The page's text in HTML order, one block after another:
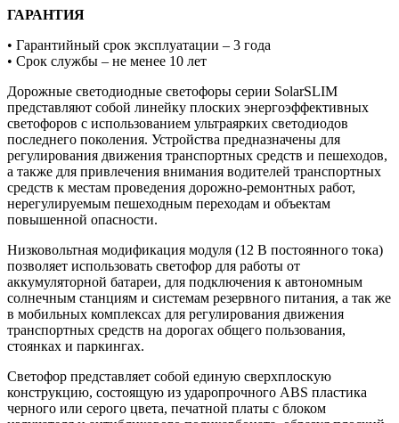
ГАРАНТИЯ
• Гарантийный срок эксплуатации – 3 года
• Срок службы – не менее 10 лет
Дорожные светодиодные светофоры серии SolarSLIM
представляют собой линейку плоских энергоэффективных
светофоров с использованием ультраярких светодиодов
последнего поколения. Устройства предназначены для
регулирования движения транспортных средств и пешеходов,
а также для привлечения внимания водителей транспортных
средств к местам проведения дорожно-ремонтных работ,
нерегулируемым пешеходным переходам и объектам
повышенной опасности.
Низковольтная модификация модуля (12 В постоянного тока)
позволяет использовать светофор для работы от
аккумуляторной батареи, для подключения к автономным
солнечным станциям и системам резервного питания, а так же
в мобильных комплексах для регулирования движения
транспортных средств на дорогах общего пользования,
стоянках и паркингах.
Светофор представляет собой единую сверхплоскую
конструкцию, состоящую из ударопрочного ABS пластика
черного или серого цвета, печатной платы с блоком